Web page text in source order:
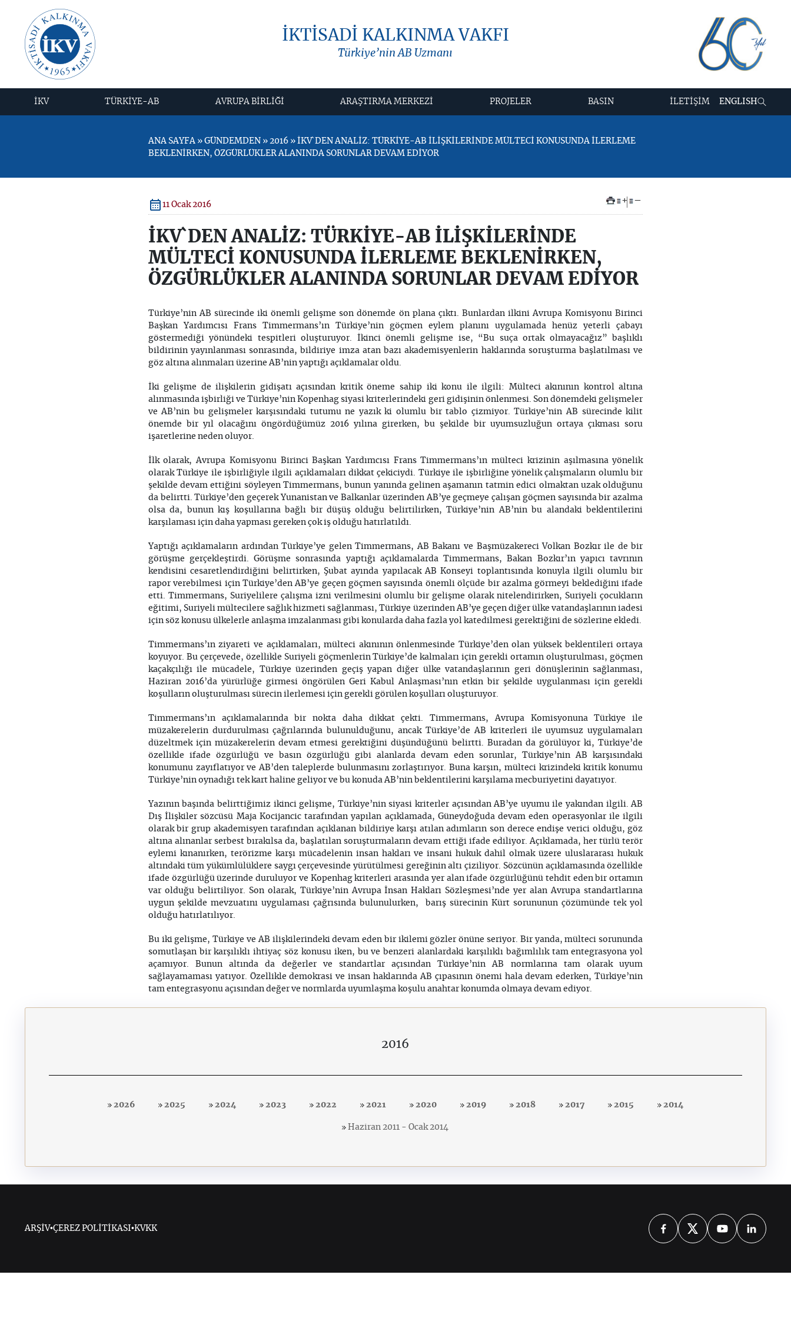
İKTİSADİ KALKINMA VAKFI
Türkiye’nin AB Uzmanı
İKV TÜRKİYE-AB AVRUPA BİRLİĞİ ARAŞTIRMA MERKEZİ PROJELER BASIN İLETİŞİM ENGLISH
ANA SAYFA » GÜNDEMDEN » 2016 » İKV`DEN ANALİZ: TÜRKİYE-AB İLİŞKİLERİNDE MÜLTECİ KONUSUNDA İLERLEME
BEKLENİRKEN, ÖZGÜRLÜKLER ALANINDA SORUNLAR DEVAM EDİYOR
11 Ocak 2016 + –
İKV`DEN ANALİZ: TÜRKİYE-AB İLİŞKİLERİNDE
MÜLTECİ KONUSUNDA İLERLEME BEKLENİRKEN,
ÖZGÜRLÜKLER ALANINDA SORUNLAR DEVAM EDİYOR
Türkiye’nin AB sürecinde iki önemli gelişme son dönemde ön plana çıktı. Bunlardan ilkini Avrupa Komisyonu Birinci
Başkan Yardımcısı Frans Timmermans’ın Türkiye’nin göçmen eylem planını uygulamada henüz yeterli çabayı
göstermediği yönündeki tespitleri oluşturuyor. İkinci önemli gelişme ise, “Bu suça ortak olmayacağız” başlıklı
bildirinin yayınlanması sonrasında, bildiriye imza atan bazı akademisyenlerin haklarında soruşturma başlatılması ve
göz altına alınmaları üzerine AB’nin yaptığı açıklamalar oldu.
İki gelişme de ilişkilerin gidişatı açısından kritik öneme sahip iki konu ile ilgili: Mülteci akınının kontrol altına
alınmasında işbirliği ve Türkiye’nin Kopenhag siyasi kriterlerindeki geri gidişinin önlenmesi. Son dönemdeki gelişmeler
ve AB’nin bu gelişmeler karşısındaki tutumu ne yazık ki olumlu bir tablo çizmiyor. Türkiye’nin AB sürecinde kilit
önemde bir yıl olacağını öngördüğümüz 2016 yılına girerken, bu şekilde bir uyumsuzluğun ortaya çıkması soru
işaretlerine neden oluyor.
İlk olarak, Avrupa Komisyonu Birinci Başkan Yardımcısı Frans Timmermans’ın mülteci krizinin aşılmasına yönelik
olarak Türkiye ile işbirliğiyle ilgili açıklamaları dikkat çekiciydi. Türkiye ile işbirliğine yönelik çalışmaların olumlu bir
şekilde devam ettiğini söyleyen Timmermans, bunun yanında gelinen aşamanın tatmin edici olmaktan uzak olduğunu
da belirtti. Türkiye’den geçerek Yunanistan ve Balkanlar üzerinden AB’ye geçmeye çalışan göçmen sayısında bir azalma
olsa da, bunun kış koşullarına bağlı bir düşüş olduğu belirtilirken, Türkiye’nin AB’nin bu alandaki beklentilerini
karşılaması için daha yapması gereken çok iş olduğu hatırlatıldı.
Yaptığı açıklamaların ardından Türkiye’ye gelen Timmermans, AB Bakanı ve Başmüzakereci Volkan Bozkır ile de bir
görüşme gerçekleştirdi. Görüşme sonrasında yaptığı açıklamalarda Timmermans, Bakan Bozkır’ın yapıcı tavrının
kendisini cesaretlendirdiğini belirtirken, Şubat ayında yapılacak AB Konseyi toplantısında konuyla ilgili olumlu bir
rapor verebilmesi için Türkiye’den AB’ye geçen göçmen sayısında önemli ölçüde bir azalma görmeyi beklediğini ifade
etti. Timmermans, Suriyelilere çalışma izni verilmesini olumlu bir gelişme olarak nitelendirirken, Suriyeli çocukların
eğitimi, Suriyeli mültecilere sağlık hizmeti sağlanması, Türkiye üzerinden AB’ye geçen diğer ülke vatandaşlarının iadesi
için söz konusu ülkelerle anlaşma imzalanması gibi konularda daha fazla yol katedilmesi gerektiğini de sözlerine ekledi.
Timmermans’ın ziyareti ve açıklamaları, mülteci akınının önlenmesinde Türkiye’den olan yüksek beklentileri ortaya
koyuyor. Bu çerçevede, özellikle Suriyeli göçmenlerin Türkiye’de kalmaları için gerekli ortamın oluşturulması, göçmen
kaçakçılığı ile mücadele, Türkiye üzerinden geçiş yapan diğer ülke vatandaşlarının geri dönüşlerinin sağlanması,
Haziran 2016’da yürürlüğe girmesi öngörülen Geri Kabul Anlaşması’nın etkin bir şekilde uygulanması için gerekli
koşulların oluşturulması sürecin ilerlemesi için gerekli görülen koşulları oluşturuyor.
Timmermans’ın açıklamalarında bir nokta daha dikkat çekti. Timmermans, Avrupa Komisyonuna Türkiye ile
müzakerelerin durdurulması çağrılarında bulunulduğunu, ancak Türkiye’de AB kriterleri ile uyumsuz uygulamaları
düzeltmek için müzakerelerin devam etmesi gerektiğini düşündüğünü belirtti. Buradan da görülüyor ki, Türkiye’de
özellikle ifade özgürlüğü ve basın özgürlüğü gibi alanlarda devam eden sorunlar, Türkiye’nin AB karşısındaki
konumunu zayıflatıyor ve AB’den taleplerde bulunmasını zorlaştırıyor. Buna karşın, mülteci krizindeki kritik konumu
Türkiye’nin oynadığı tek kart haline geliyor ve bu konuda AB’nin beklentilerini karşılama mecburiyetini dayatıyor.
Yazının başında belirttiğimiz ikinci gelişme, Türkiye’nin siyasi kriterler açısından AB’ye uyumu ile yakından ilgili. AB
Dış İlişkiler sözcüsü Maja Kocijancic tarafından yapılan açıklamada, Güneydoğuda devam eden operasyonlar ile ilgili
olarak bir grup akademisyen tarafından açıklanan bildiriye karşı atılan adımların son derece endişe verici olduğu, göz
altına alınanlar serbest bırakılsa da, başlatılan soruşturmaların devam ettiği ifade ediliyor. Açıklamada, her türlü terör
eylemi kınanırken, terörizme karşı mücadelenin insan hakları ve insani hukuk dahil olmak üzere uluslararası hukuk
altındaki tüm yükümlülüklere saygı çerçevesinde yürütülmesi gereğinin altı çiziliyor. Sözcünün açıklamasında özellikle
ifade özgürlüğü üzerinde duruluyor ve Kopenhag kriterleri arasında yer alan ifade özgürlüğünü tehdit eden bir ortamın
var olduğu belirtiliyor. Son olarak, Türkiye’nin Avrupa İnsan Hakları Sözleşmesi’nde yer alan Avrupa standartlarına
uygun şekilde mevzuatını uygulaması çağrısında bulunulurken, barış sürecinin Kürt sorununun çözümünde tek yol
olduğu hatırlatılıyor.
Bu iki gelişme, Türkiye ve AB ilişkilerindeki devam eden bir ikilemi gözler önüne seriyor. Bir yanda, mülteci sorununda
somutlaşan bir karşılıklı ihtiyaç söz konusu iken, bu ve benzeri alanlardaki karşılıklı bağımlılık tam entegrasyona yol
açamıyor. Bunun altında da değerler ve standartlar açısından Türkiye’nin AB normlarına tam olarak uyum
sağlayamaması yatıyor. Özellikle demokrasi ve insan haklarında AB çıpasının önemi hala devam ederken, Türkiye’nin
tam entegrasyonu açısından değer ve normlarda uyumlaşma koşulu anahtar konumda olmaya devam ediyor.
2016
2026 2025 2024 2023 2022 2021 2020 2019 2018 2017 2015 2014
Haziran 2011 - Ocak 2014
ARŞİV•ÇEREZ POLİTİKASI •KVKK